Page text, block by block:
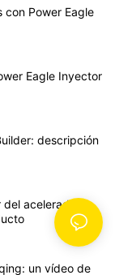
con Power Eagle
Eagle Inyector
descripción
acelerador
un vídeo de